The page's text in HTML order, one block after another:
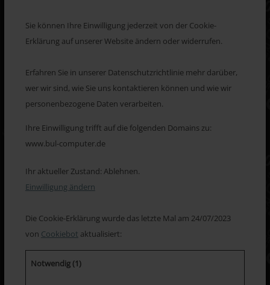
Sie können Ihre Einwilligung jederzeit von der Cookie-
Erklärung auf unserer Website ändern oder widerrufen.
Erfahren Sie in unserer Datenschutzrichtlinie mehr darüber,
wer wir sind, wie Sie uns kontaktieren können und wie wir
personenbezogene Daten verarbeiten.
Ihre Einwilligung trifft auf die folgenden Domains zu:
www.bul-computer.de
Ihr aktueller Zustand: Ablehnen.
Einwilligung ändern
Die Cookie-Erklärung wurde das letzte Mal am 24/07/2023
von Cookiebot aktualisiert:
Notwendig (1)